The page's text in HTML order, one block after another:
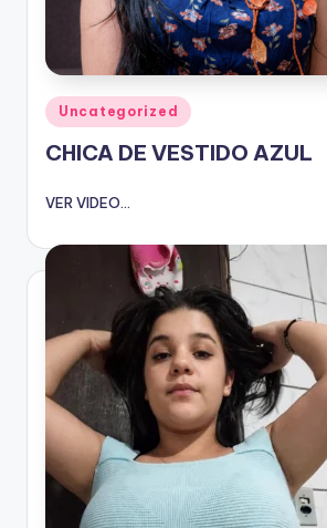
Publicado
en
Uncategorized
CHICA DE VESTIDO AZUL
VER VIDEO...